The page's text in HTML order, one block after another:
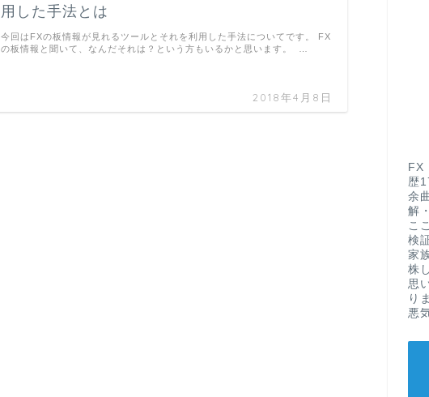
用した手法とは
2018年4月8日
今回はFXの板情報が見れるツールとそれを利用した手法についてです。 FX
の板情報と聞いて、なんだそれは？という方もいるかと思います。 …
FX
歴
余
解
こ
検
家
株
思
り
悪